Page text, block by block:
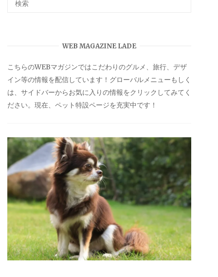
WEB MAGAZINE LADE
こちらのWEBマガジンではこだわりのグルメ、旅行、デザ
イン等の情報を配信しています！グローバルメニューもしく
は、サイドバーからお気に入りの情報をクリックしてみてく
ださい。現在、ペット特設ページを充実中です！